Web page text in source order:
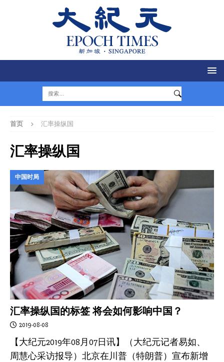
首页 汇率操纵国
汇率操纵国
中国时局
汇率操纵国的标签 将会如何影响中国？
2019-08-08
【大纪元2019年08月07日讯】（大纪元记者易如、
周慧心采访报导）北京在川普（特朗普）宣布新增